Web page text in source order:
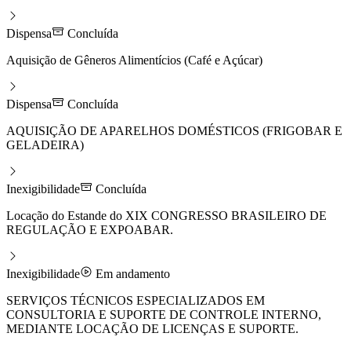
Dispensa
Concluída
Aquisição de Gêneros Alimentícios (Café e Açúcar)
Dispensa
Concluída
AQUISIÇÃO DE APARELHOS DOMÉSTICOS (FRIGOBAR E
GELADEIRA)
Inexigibilidade
Concluída
Locação do Estande do XIX CONGRESSO BRASILEIRO DE
REGULAÇÃO E EXPOABAR.
Inexigibilidade
Em andamento
SERVIÇOS TÉCNICOS ESPECIALIZADOS EM
CONSULTORIA E SUPORTE DE CONTROLE INTERNO,
MEDIANTE LOCAÇÃO DE LICENÇAS E SUPORTE.